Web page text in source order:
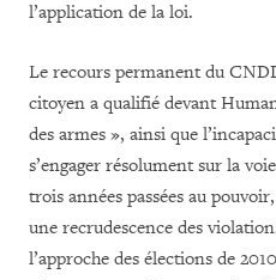
l’application de la loi.
Le recours permanent du
citoyen a qualifié devant
des armes », ainsi que
s’engager résolument sur la
trois années passées au
une recrudescence des
l’approche des élections de